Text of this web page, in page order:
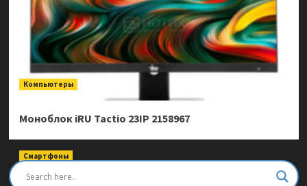
Компьютеры
Моноблок iRU Tactio 23IP 2158967
Смартфоны
Смартфон Ulefone Armor Mini 20 Pro 8/256Gb